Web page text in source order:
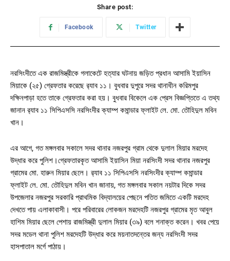
Share post:
Facebook Twitter
নরসিংদীতে এক রাজমিস্ত্রীকে গলাকেটে হত্যার ঘটনায় জড়িত প্রধান আসামি ইয়াসিন
মিয়াকে (২৫) গ্রেফতার করেছে র‌্যাব ১১। বুধবার দুপুরে সদর থানাধীন করিমপুর
দক্ষিনপাড়া হতে তাকে গ্রেফতার করা হয়। বুধবার বিকেলে এক প্রেস বিজ্ঞপ্তিতে এ তথ্য
জানান র‌্যাব ১১ সিপিএসসি নরসিংদীর ক্যাম্প কমান্ডার ফ্লাইট লে. মো. তৌহিদুল মবিন
খান।
এর আগে, গত মঙ্গলবার সকালে সদর থানার নজরপুর গ্রাম থেকে দুলাল মিয়ার মরদেহ
উদ্ধার করে পুলিশ।গ্রেফতারকৃত আসামি ইয়াসিন মিয়া নরসিংদী সদর থানার নজরপুর
গ্রামের মো. হারুন মিয়ার ছেলে। র‌্যাব ১১ সিপিএসসি নরসিংদীর ক্যাম্প কমান্ডার
ফ্লাইট লে. মো. তৌহিদুল মবিন খান জানায়, গত মঙ্গলবার সকাল নয়টার দিকে সদর
উপজেলার নজরপুর সরকারি প্রাথমিক বিদ্যালয়ের পেছনে পতিত জমিতে একটি মরদেহ
দেখতে পায় এলাকাবাসী। পরে পরিবারের লোকজন মরদেহটি নজরপুর গ্রামের মৃত আবুল
হাশিম মিয়ার ছেলে পেশায় রাজমিস্ত্রী দুলাল মিয়ার (৩৯) বলে শনাক্ত করেন। খবর পেয়ে
সদর মডেল থানা পুলিশ মরদেহটি উদ্ধার করে ময়নাতদন্তের জন্য নরসিংদী সদর
হাসপাতাল মর্গে পাঠায়।